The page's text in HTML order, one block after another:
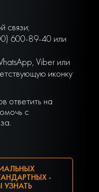
связи;
600-89-40 или
Viber или
иконку
ответить на
с
-